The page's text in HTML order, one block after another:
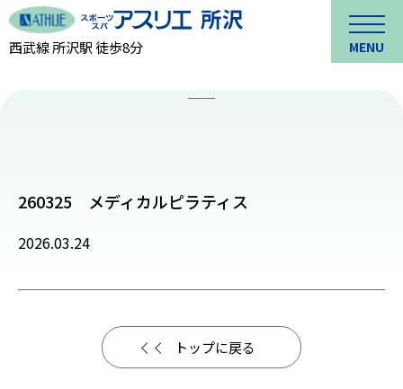
西武線 所沢駅 徒歩8分 MENU
260325 メディカルピラティス
2026.03.24
トップに戻る